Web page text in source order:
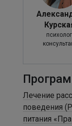
Лечение
поведения
питания